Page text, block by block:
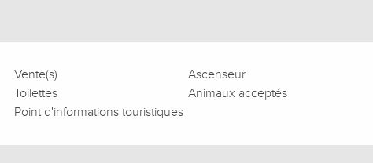
Vente(s)
Ascenseur
Toilettes
Animaux acceptés
Point d'informations touristiques